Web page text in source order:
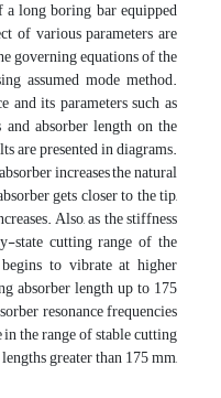
long boring bar equipped
of various parameters are
governing equations of the
assumed mode method.
and its parameters such as
absorber length on the
are presented in diagrams.
increases the natural
gets closer to the tip,
Also, as the stiffness
state cutting range of the
to vibrate at higher
absorber length up to 175
resonance frequencies
in the range of stable cutting
greater than 175 mm,